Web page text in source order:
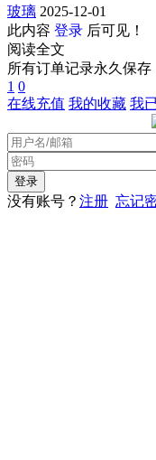
玻璃 2025-12-01
此内容 登录 后可见！
阅读全文
所有订单记录永久保存
1 0
在线充值 我的收藏 我
没有账号？ 注册 忘记